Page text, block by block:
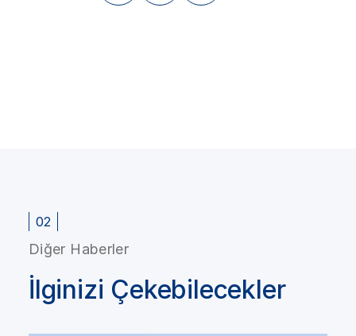
02
Diğer Haberler
İlginizi Çekebilecekler